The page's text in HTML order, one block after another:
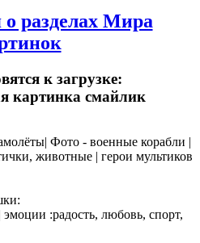
разделах Мира
к загрузке:
Фото - военные корабли |
животные | герои мультиков
эмоции :радость, любовь, спорт,